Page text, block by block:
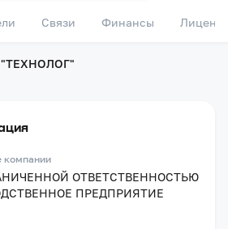
Связи Финансы
компании
ОТВЕТСТВЕННОСТЬЮ
ПРЕДПРИЯТИЕ